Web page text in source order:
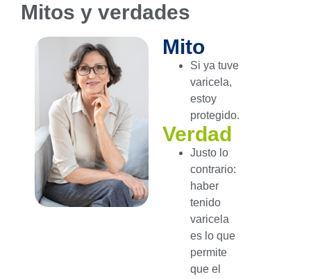
Mitos y verdades
Mito
Si ya tuve
varicela,
estoy
protegido.
Verdad
Justo lo
contrario:
haber
tenido
varicela
es lo que
permite
que el